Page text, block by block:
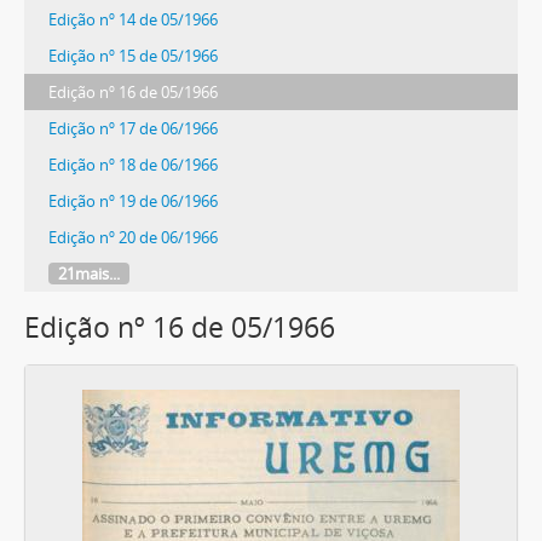
Edição nº 14 de 05/1966
Edição nº 15 de 05/1966
Edição nº 16 de 05/1966
Edição nº 17 de 06/1966
Edição nº 18 de 06/1966
Edição nº 19 de 06/1966
Edição nº 20 de 06/1966
21mais...
Edição nº 16 de 05/1966